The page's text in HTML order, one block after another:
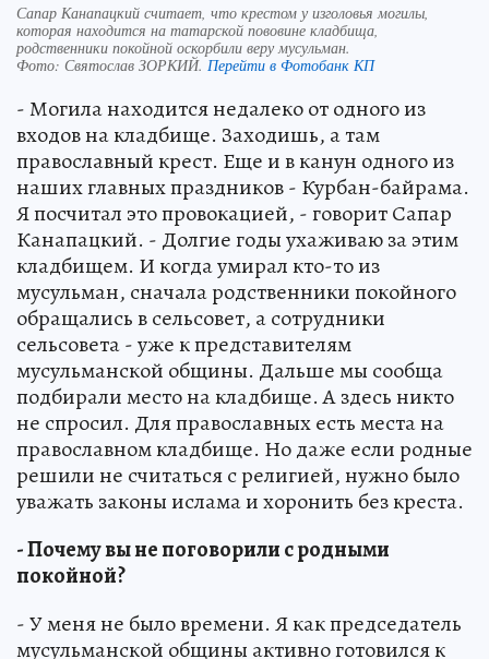
Сапар Канапацкий считает, что крестом у изголовья могилы,
которая находится на татарской пововине кладбища,
родственники покойной оскорбили веру мусульман.
Фото: Святослав ЗОРКИЙ. Перейти в Фотобанк КП
- Могила находится недалеко от одного из
входов на кладбище. Заходишь, а там
православный крест. Еще и в канун одного из
наших главных праздников - Курбан-байрама.
Я посчитал это провокацией, - говорит Сапар
Канапацкий. - Долгие годы ухаживаю за этим
кладбищем. И когда умирал кто-то из
мусульман, сначала родственники покойного
обращались в сельсовет, а сотрудники
сельсовета - уже к представителям
мусульманской общины. Дальше мы сообща
подбирали место на кладбище. А здесь никто
не спросил. Для православных есть места на
православном кладбище. Но даже если родные
решили не считаться с религией, нужно было
уважать законы ислама и хоронить без креста.
- Почему вы не поговорили с родными
покойной?
- У меня не было времени. Я как председатель
мусульманской общины активно готовился к